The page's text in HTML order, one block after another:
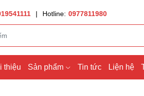
| Hotline: 0977811980
thiệu Sản phẩm Tin tức Liện hệ